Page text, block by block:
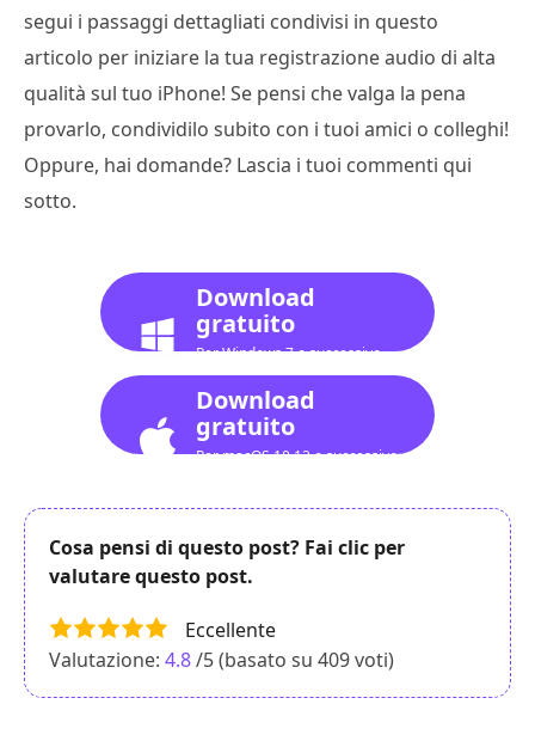
segui i passaggi dettagliati condivisi in questo
articolo per iniziare la tua registrazione audio di alta
qualità sul tuo iPhone! Se pensi che valga la pena
provarlo, condividilo subito con i tuoi amici o colleghi!
Oppure, hai domande? Lascia i tuoi commenti qui
sotto.
Download
gratuito
Per Windows 7 o successivo
Download
gratuito
Per macOS 10.12 o successivo
Cosa pensi di questo post? Fai clic per
valutare questo post.
Eccellente
Valutazione: 4.8/5 (basato su 409voti)